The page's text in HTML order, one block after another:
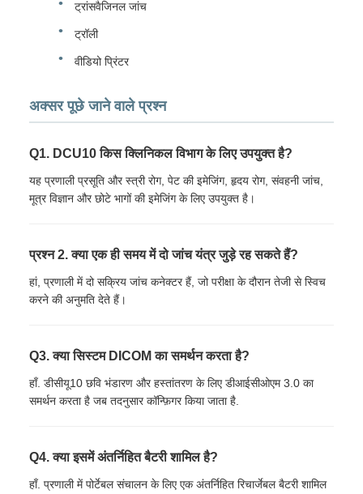
ट्रांसवैजिनल जांच
ट्रॉली
वीडियो प्रिंटर
अक्सर पूछे जाने वाले प्रश्न
Q1. DCU10 किस क्लिनिकल विभाग के लिए उपयुक्त है?
यह प्रणाली प्रसूति और स्त्री रोग, पेट की इमेजिंग, हृदय रोग, संवहनी जांच,
मूत्र विज्ञान और छोटे भागों की इमेजिंग के लिए उपयुक्त है।
प्रश्न 2. क्या एक ही समय में दो जांच यंत्र जुड़े रह सकते हैं?
हां, प्रणाली में दो सक्रिय जांच कनेक्टर हैं, जो परीक्षा के दौरान तेजी से स्विच
करने की अनुमति देते हैं।
Q3. क्या सिस्टम DICOM का समर्थन करता है?
हाँ. डीसीयू10 छवि भंडारण और हस्तांतरण के लिए डीआईसीओएम 3.0 का
समर्थन करता है जब तदनुसार कॉन्फ़िगर किया जाता है.
Q4. क्या इसमें अंतर्निहित बैटरी शामिल है?
हाँ. प्रणाली में पोर्टेबल संचालन के लिए एक अंतर्निहित रिचार्जेबल बैटरी शामिल